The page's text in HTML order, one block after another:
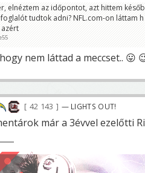
elnéztem az időpontot, azt hittem
tudtok adni? NFL.com-on láttam
nem láttad a meccset.. 😛
42 143 — LIGHTS OUT!
már a 3évvel ezelőtti